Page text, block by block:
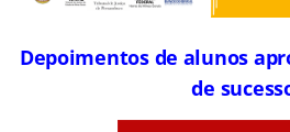
Depoimentos de alunos
de